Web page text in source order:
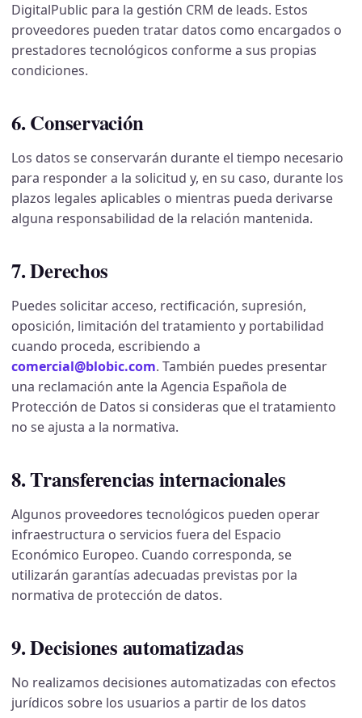
DigitalPublic para la gestión CRM de leads. Estos
proveedores pueden tratar datos como encargados o
prestadores tecnológicos conforme a sus propias
condiciones.
6. Conservación
Los datos se conservarán durante el tiempo necesario
para responder a la solicitud y, en su caso, durante los
plazos legales aplicables o mientras pueda derivarse
alguna responsabilidad de la relación mantenida.
7. Derechos
Puedes solicitar acceso, rectificación, supresión,
oposición, limitación del tratamiento y portabilidad
cuando proceda, escribiendo a
comercial@blobic.com. También puedes presentar
una reclamación ante la Agencia Española de
Protección de Datos si consideras que el tratamiento
no se ajusta a la normativa.
8. Transferencias internacionales
Algunos proveedores tecnológicos pueden operar
infraestructura o servicios fuera del Espacio
Económico Europeo. Cuando corresponda, se
utilizarán garantías adecuadas previstas por la
normativa de protección de datos.
9. Decisiones automatizadas
No realizamos decisiones automatizadas con efectos
jurídicos sobre los usuarios a partir de los datos